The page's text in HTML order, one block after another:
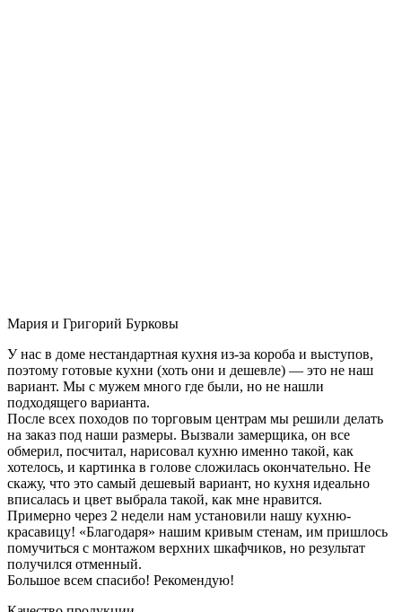
Мария и Григорий Бурковы
У нас в доме нестандартная кухня из-за короба и выступов,
поэтому готовые кухни (хоть они и дешевле) — это не наш
вариант. Мы с мужем много где были, но не нашли
подходящего варианта.
После всех походов по торговым центрам мы решили делать
на заказ под наши размеры. Вызвали замерщика, он все
обмерил, посчитал, нарисовал кухню именно такой, как
хотелось, и картинка в голове сложилась окончательно. Не
скажу, что это самый дешевый вариант, но кухня идеально
вписалась и цвет выбрала такой, как мне нравится.
Примерно через 2 недели нам установили нашу кухню-
красавицу! «Благодаря» нашим кривым стенам, им пришлось
помучиться с монтажом верхних шкафчиков, но результат
получился отменный.
Большое всем спасибо! Рекомендую!